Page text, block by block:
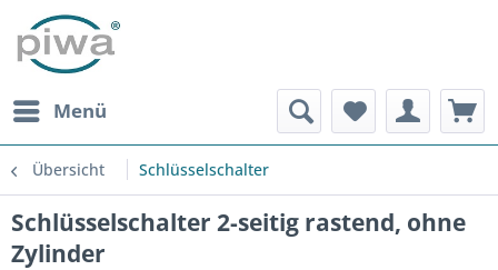
Menü
Übersicht Schlüsselschalter
Schlüsselschalter 2-seitig rastend, ohne
Zylinder